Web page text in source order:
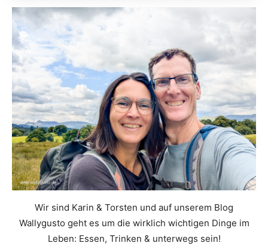
Wir sind Karin & Torsten und auf unserem Blog
Wallygusto geht es um die wirklich wichtigen Dinge im
Leben: Essen, Trinken & unterwegs sein!